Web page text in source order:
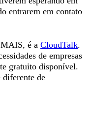
entrarem em contato
MAIS, é a CloudTalk.
de empresas
gratuito disponível.
diferente de